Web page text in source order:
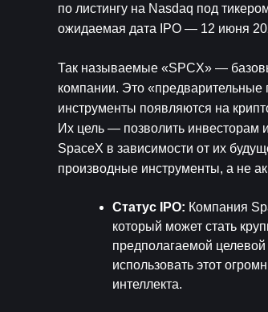
по листингу на Nasdaq под
ожидаемая дата IPO — 12 июня
Так называемые «SPCX» —
компании. Это
инструменты появляются на
Их цель — позволить инвесторам
SpaceX в зависимости от их
производные инструменты, а не
Статус IPO: Компания
который может стать
предполагаемой
использовать этот
интеллекта.